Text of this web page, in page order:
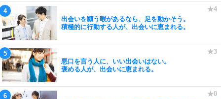
出会いを願う暇があるなら、足を動かそう。
積極的に行動する人が、出会いに恵まれる。
悪口を言う人に、いい出会いはない。
褒める人が、出会いに恵まれる。